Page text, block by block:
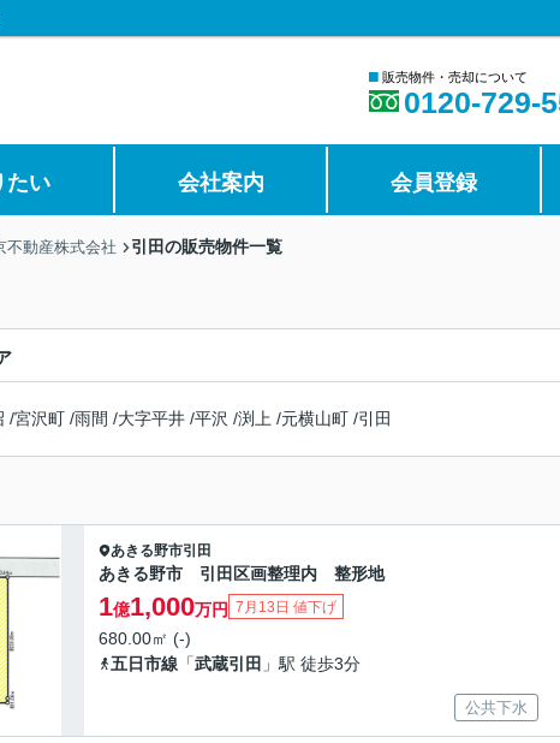
■ 販売物件・売却について
0120-729-
たい 会社案内 会員登録
不動産株式会社 引田の販売物件一覧
/宮沢町 /雨間 /大字平井 /平沢 /渕上 /元横山町 /引田
あきる野市引田
あきる野市 引田区画整理内 整形地
1億1,000万円 7月13日 値下げ
680.00㎡ (-)
五日市線 「武蔵引田 」駅 徒歩3分
公共下水